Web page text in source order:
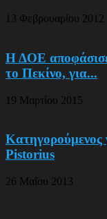
13 Φεβρουαρίου 2012
Η ΔΟΕ αποφάσισε
το Πεκίνο, για...
19 Μαρτίου 2015
Κατηγορούμενος
Pistorius
26 Μαΐου 2013